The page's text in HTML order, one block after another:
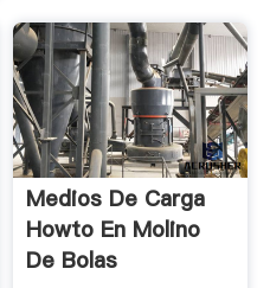
Medios De Carga
Howto En Molino
De Bolas